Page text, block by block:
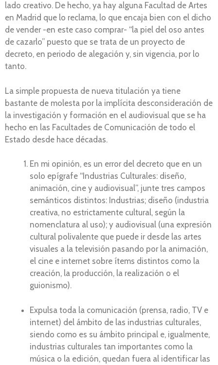
lado creativo. De hecho, ya hay alguna Facultad de Artes
en Madrid que lo reclama, lo que encaja bien con el dicho
de vender -en este caso comprar- “la piel del oso antes
de cazarlo” puesto que se trata de un proyecto de
decreto, en periodo de alegación y, sin vigencia, por lo
tanto.
La simple propuesta de nueva titulación ya tiene
bastante de molesta por la implícita desconsideración de
la investigación y formación en el audiovisual que se ha
hecho en las Facultades de Comunicación de todo el
Estado desde hace décadas.
En mi opinión, es un error del decreto que en un
solo epígrafe “Industrias Culturales: diseño,
animación, cine y audiovisual”, junte tres campos
semánticos distintos: Industrias; diseño (industria
creativa, no estrictamente cultural, según la
nomenclatura al uso); y audiovisual (una expresión
cultural polivalente que puede ir desde las artes
visuales a la televisión pasando por la animación,
el cine e internet sobre ítems distintos como la
creación, la producción, la realización o el
guionismo).
Expulsa toda la comunicación (prensa, radio, TV e
internet) del ámbito de las industrias culturales,
siendo como es su ámbito principal e, igualmente,
industrias culturales tan importantes como la
música o la edición, quedan fuera al identificar las